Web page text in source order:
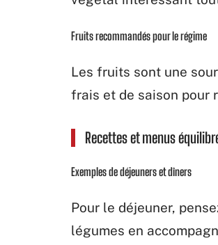
Fruits recommandés pour le régime
Les fruits sont une
frais et de saison pour
Recettes et menus
Exemples de déjeuners et dîners
Pour le déjeuner,
légumes en